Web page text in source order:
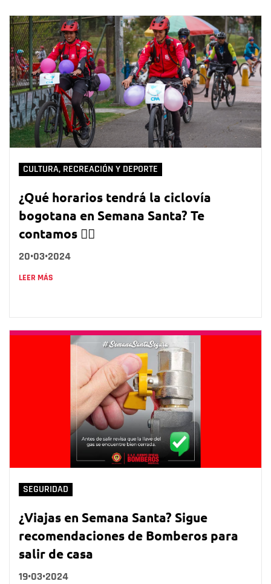
CULTURA, RECREACIÓN Y DEPORTE
¿Qué horarios tendrá la ciclovía
bogotana en Semana Santa? Te
contamos 👇🏻
20•03•2024
LEER MÁS
SEGURIDAD
¿Viajas en Semana Santa? Sigue
recomendaciones de Bomberos para
salir de casa
19•03•2024